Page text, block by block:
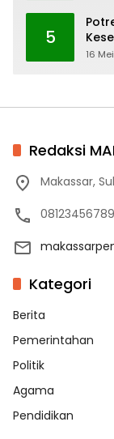
5
16
Redaksi
Makassar,
08123456789
Kategori
Berita
Pemerintahan
Politik
Agama
Pendidikan